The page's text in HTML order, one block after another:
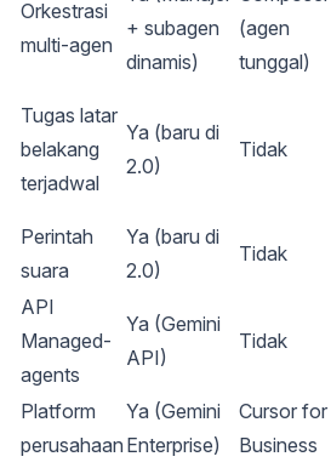
Orkestrasi
multi-agen
+ subagen
dinamis)
(agen
tunggal)
Tugas latar
belakang
terjadwal
Ya (baru di
2.0)
Tidak
Perintah
suara
Ya (baru di
2.0)
Tidak
API
Managed-
agents
Ya (Gemini
API)
Tidak
Platform
perusahaan
Ya (Gemini
Enterprise)
Cursor for
Business